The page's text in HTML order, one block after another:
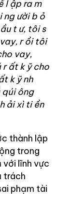
l ập ra m
ng ười b ỏ
ầu t ư, tôi s
r ồi tôi
vay,
r ất k ỹ cho
k ỹ nh
qúi ông
ải xì ti ền
thành lập
trong
với lĩnh vực
trách
phạm tài